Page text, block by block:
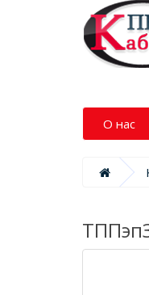
О нас